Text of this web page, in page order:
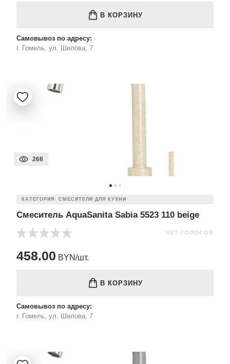
В КОРЗИНУ
Самовывоз по адресу:
г. Гомель, ул. Шилова, 7
268
КАТЕГОРИЯ: СМЕСИТЕЛИ ДЛЯ КУХНИ
Смеситель AquaSanita Sabia 5523 110 beige
НЕТ ГОЛОСОВ
458.00 BYN/шт.
В КОРЗИНУ
Самовывоз по адресу:
г. Гомель, ул. Шилова, 7